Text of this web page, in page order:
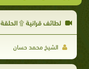
لطائف قرانية ۩ الحلقة 3
الشيخ محمد حسان